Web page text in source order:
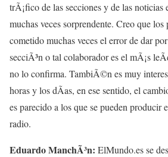
trÃ¡fico de las secciones y de las noticias
muchas veces sorprendente. Creo que los
cometido muchas veces el error de dar
secciÃ³n o tal colaborador es el mÃ¡s
no lo confirma. TambiÃ©n es muy
horas y los dÃ­as, en ese sentido, el
es parecido a los que se pueden producir
radio.
Eduardo ManchÃ³n: ElMundo.es se